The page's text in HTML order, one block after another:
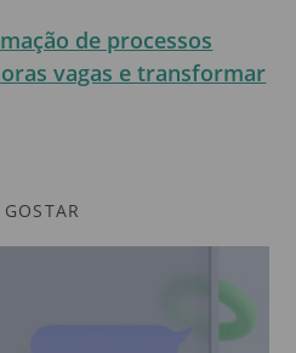
de processos
vagas e transformar